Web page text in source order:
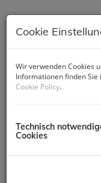
Beschreibung
großzügige
Ihnen und Ihrer
das Haus in einem
eine durchdachte
Cookie
Wir verwenden Cookies
Informationen finden Sie
Cookie Policy.
Technisch
Cookies